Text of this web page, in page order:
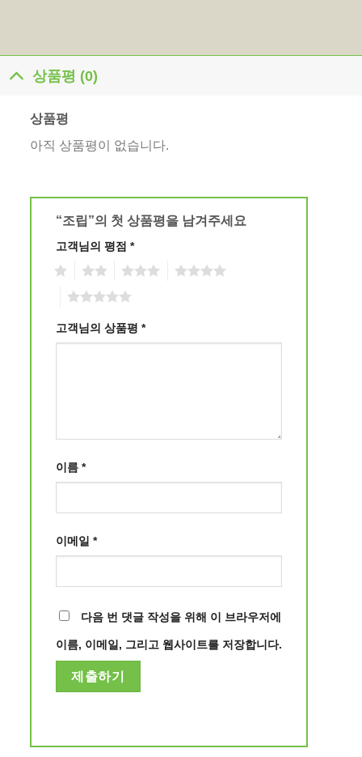
상품평 (0)
상품평
아직 상품평이 없습니다.
“조립”의 첫 상품평을 남겨주세요
고객님의 평점 *
고객님의 상품평 *
이름 *
이메일 *
다음 번 댓글 작성을 위해 이 브라우저에
이름, 이메일, 그리고 웹사이트를 저장합니다.